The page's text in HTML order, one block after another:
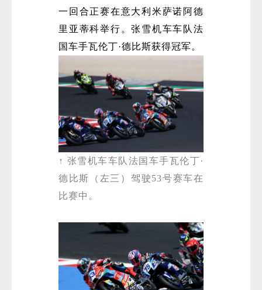
一回合正赛在意大利米萨诺阿德
里亚蒂科举行。张雪机车车队法
国车手瓦伦丁·德比斯获得冠军。
↑ 张雪机车车队法国车手瓦伦丁·
德比斯（左三）驾驶53号赛车在
比赛中。